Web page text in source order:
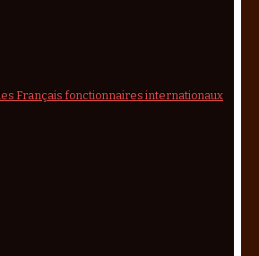
Français fonctionnaires internationaux